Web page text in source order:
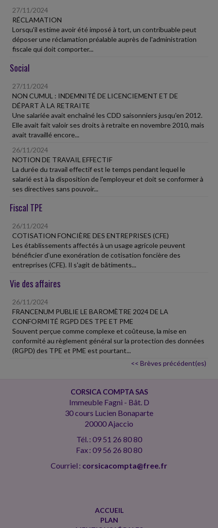
27/11/2024
RÉCLAMATION
Lorsqu'il estime avoir été imposé à tort, un contribuable peut
déposer une réclamation préalable auprès de l'administration
fiscale qui doit comporter...
Social
27/11/2024
NON CUMUL : INDEMNITÉ DE LICENCIEMENT ET DE
DÉPART À LA RETRAITE
Une salariée avait enchaîné les CDD saisonniers jusqu'en 2012.
Elle avait fait valoir ses droits à retraite en novembre 2010, mais
avait travaillé encore...
26/11/2024
NOTION DE TRAVAIL EFFECTIF
La durée du travail effectif est le temps pendant lequel le
salarié est à la disposition de l'employeur et doit se conformer à
ses directives sans pouvoir...
Fiscal TPE
26/11/2024
COTISATION FONCIÈRE DES ENTREPRISES (CFE)
Les établissements affectés à un usage agricole peuvent
bénéficier d'une exonération de cotisation foncière des
entreprises (CFE). Il s'agit de bâtiments...
Vie des affaires
26/11/2024
FRANCENUM PUBLIE LE BAROMÈTRE 2024 DE LA
CONFORMITÉ RGPD DES TPE ET PME
Souvent perçue comme complexe et coûteuse, la mise en
conformité au règlement général sur la protection des données
(RGPD) des TPE et PME est pourtant...
<< Brèves précédent(es)
CORSICA COMPTA SAS
Immeuble Fagni - Bât. D
30 cours Lucien Bonaparte
20000 Ajaccio
Tél. : 09 51 26 80 80
Fax : 09 56 26 80 80
Courriel : corsicacompta@free.fr
ACCUEIL
PLAN